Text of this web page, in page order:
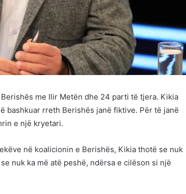
me Ilir Metën dhe 24 parti të tjera. Kikia
bashkuar rreth Berishës janë fiktive. Për të janë
e një kryetari.
në koalicionin e Berishës, Kikia thotë se nuk
nuk ka më atë peshë, ndërsa e cilëson si një